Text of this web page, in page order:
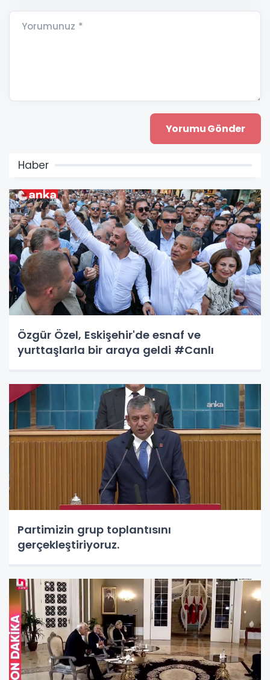
Yorumunuz *
Haber
Özgür Özel, Eskişehir'de esnaf ve
yurttaşlarla bir araya geldi #Canlı
Partimizin grup toplantısını
gerçekleştiriyoruz.